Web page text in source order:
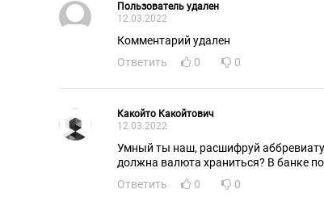
Пользователь удален
12.03.2022
Комментарий удален
Ответить
0 0
Какойто Какойтович
12.03.2022
Умный ты наш, расшифруй
должна валюта храниться? В банке
Ответить
0 0